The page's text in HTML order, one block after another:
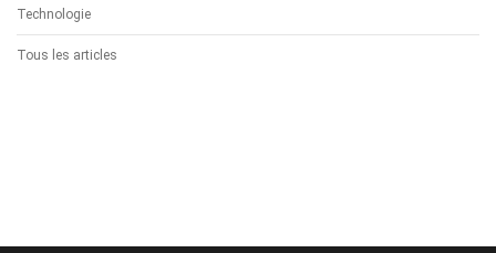
Technologie
Tous les articles